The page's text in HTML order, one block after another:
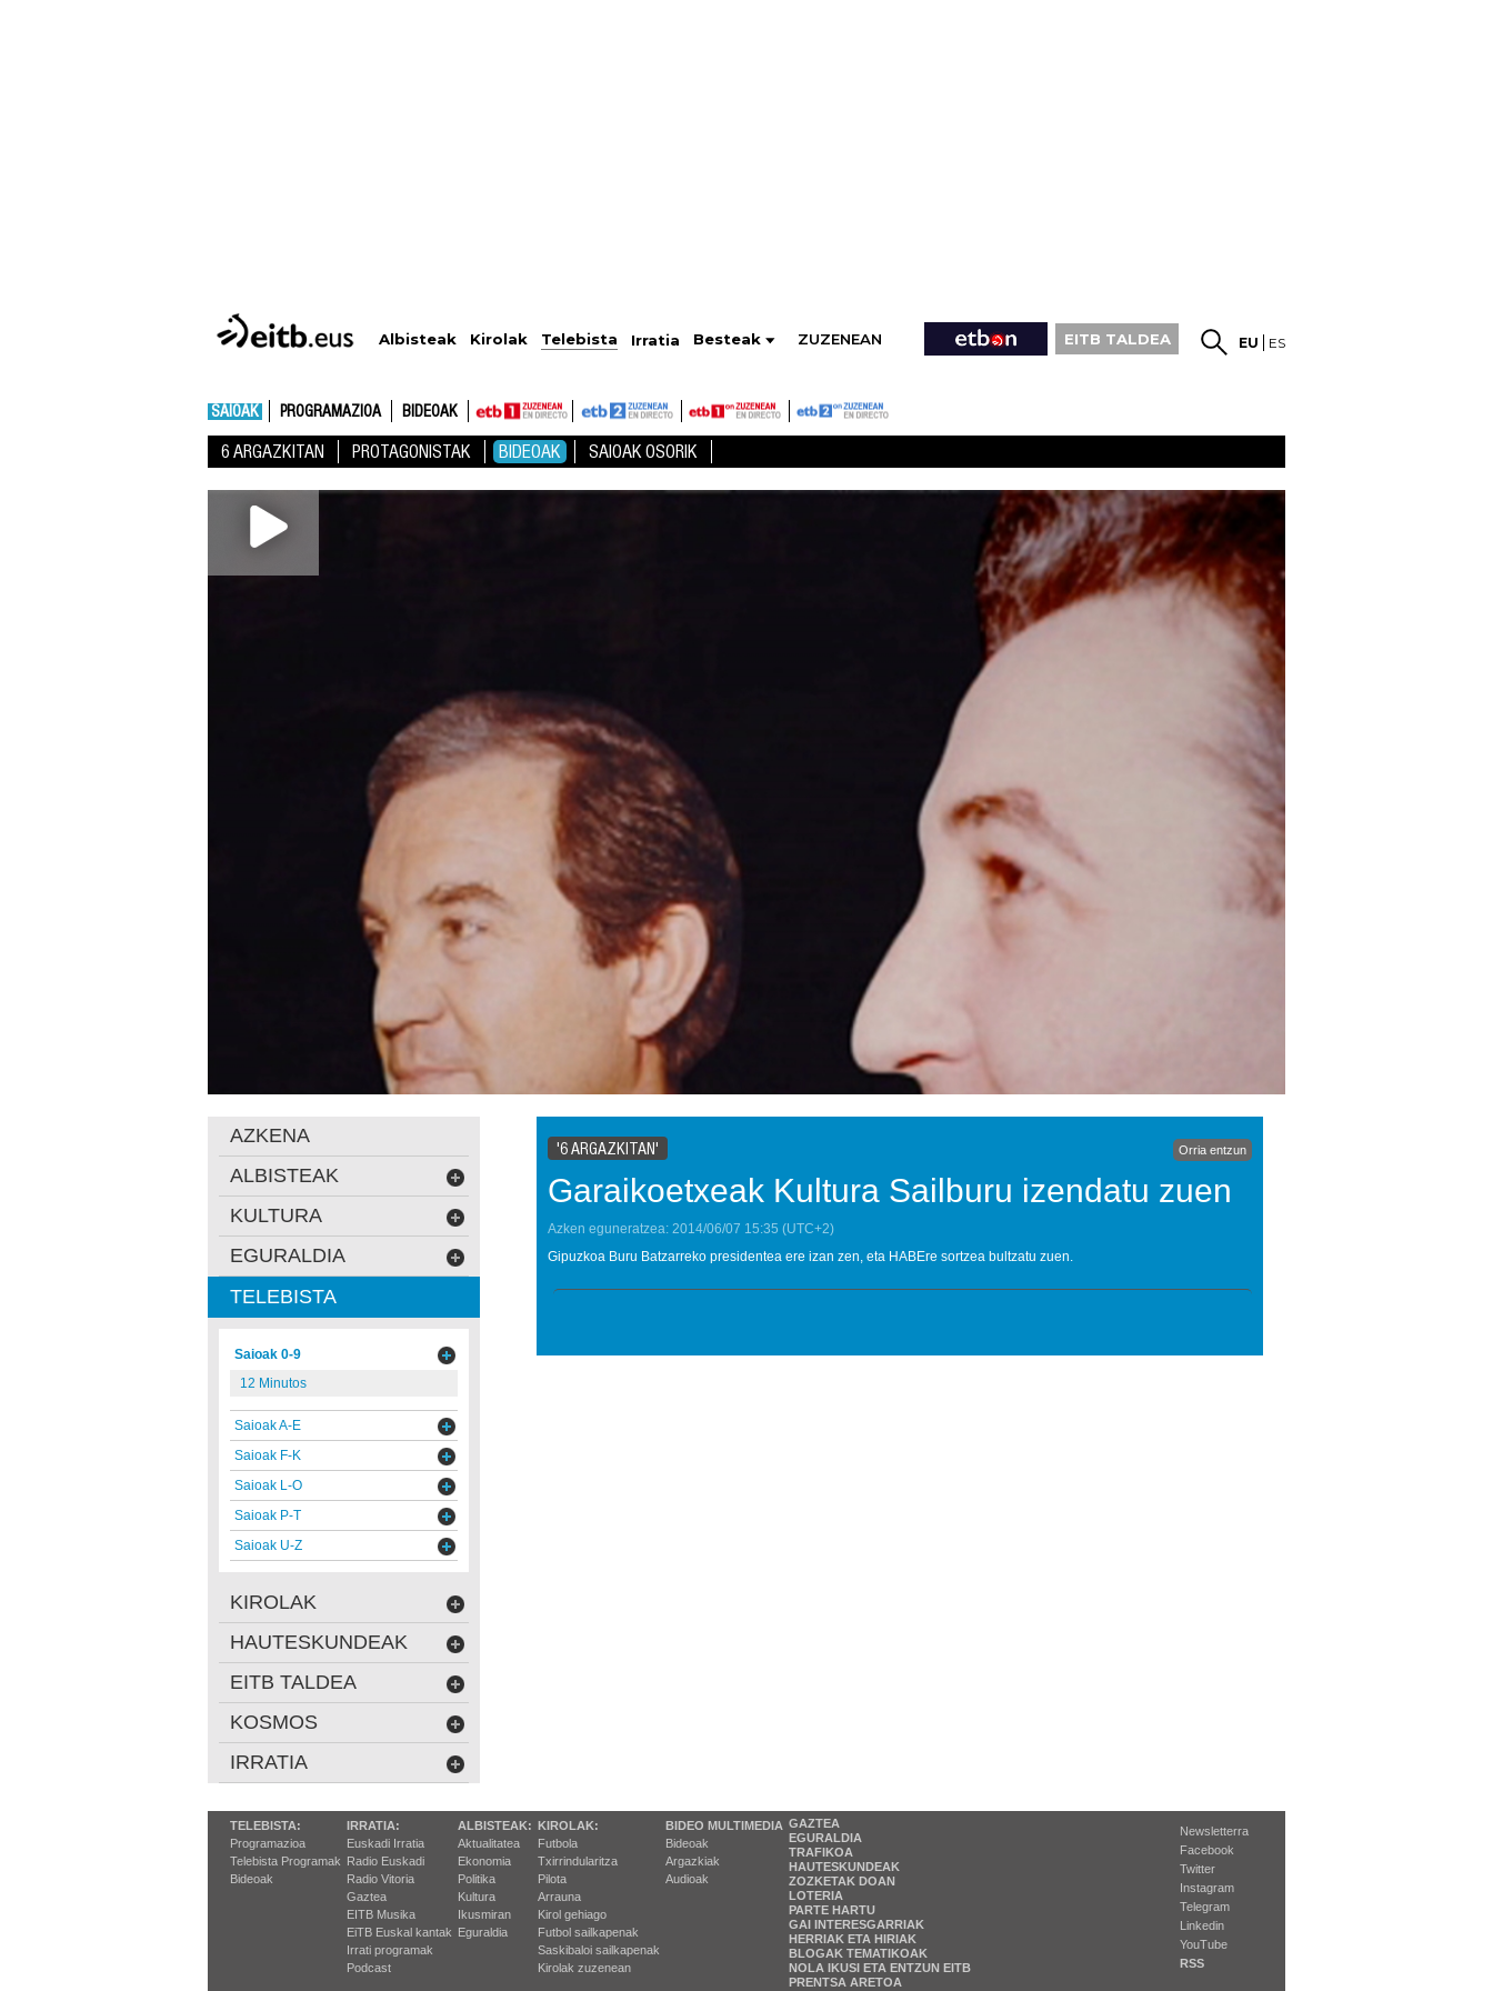
Albisteak Kirolak Telebista Irratia Besteak ZUZENEAN EITB TALDEA EU ES
SAIOAK PROGRAMAZIOA BIDEOAK
6 ARGAZKITAN PROTAGONISTAK BIDEOAK SAIOAK OSORIK
'6 ARGAZKITAN' Orria entzun
Garaikoetxeak Kultura Sailburu izendatu zuen
Azken eguneratzea: 2014/06/07 15:35 (UTC+2)
Gipuzkoa Buru Batzarreko presidentea ere izan zen, eta HABEre sortzea bultzatu zuen.
AZKENA
ALBISTEAK
KULTURA
EGURALDIA
TELEBISTA
Saioak 0-9
12 Minutos
Saioak A-E
Saioak F-K
Saioak L-O
Saioak P-T
Saioak U-Z
KIROLAK
HAUTESKUNDEAK
EITB TALDEA
KOSMOS
IRRATIA
TELEBISTA:
Programazioa
Telebista Programak
Bideoak
IRRATIA:
Euskadi Irratia
Radio Euskadi
Radio Vitoria
Gaztea
EITB Musika
EiTB Euskal kantak
Irrati programak
Podcast
ALBISTEAK:
Aktualitatea
Ekonomia
Politika
Kultura
Ikusmiran
Eguraldia
KIROLAK:
Futbola
Txirrindularitza
Pilota
Arrauna
Kirol gehiago
Futbol sailkapenak
Saskibaloi sailkapenak
Kirolak zuzenean
BIDEO MULTIMEDIA
Bideoak
Argazkiak
Audioak
GAZTEA
EGURALDIA
TRAFIKOA
HAUTESKUNDEAK
ZOZKETAK DOAN
LOTERIA
PARTE HARTU
GAI INTERESGARRIAK
HERRIAK ETA HIRIAK
BLOGAK TEMATIKOAK
NOLA IKUSI ETA ENTZUN EITB
PRENTSA ARETOA
Newsletterra
Facebook
Twitter
Instagram
Telegram
Linkedin
YouTube
RSS